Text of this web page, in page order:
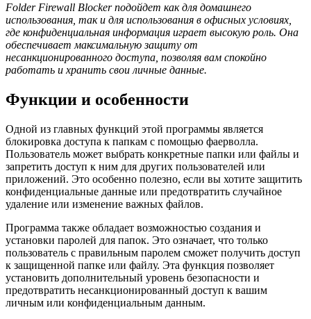
Folder Firewall Blocker подойдет как для домашнего
использования, так и для использования в офисных условиях,
где конфиденциальная информация играет высокую роль. Она
обеспечивает максимальную защиту от
несанкционированного доступа, позволяя вам спокойно
работать и хранить свои личные данные.
Функции и особенности
Одной из главных функций этой программы является
блокировка доступа к папкам с помощью фаерволла.
Пользователь может выбрать конкретные папки или файлы и
запретить доступ к ним для других пользователей или
приложений. Это особенно полезно, если вы хотите защитить
конфиденциальные данные или предотвратить случайное
удаление или изменение важных файлов.
Программа также обладает возможностью создания и
установки паролей для папок. Это означает, что только
пользователь с правильным паролем сможет получить доступ
к защищенной папке или файлу. Эта функция позволяет
установить дополнительный уровень безопасности и
предотвратить несанкционированный доступ к вашим
личным или конфиденциальным данным.